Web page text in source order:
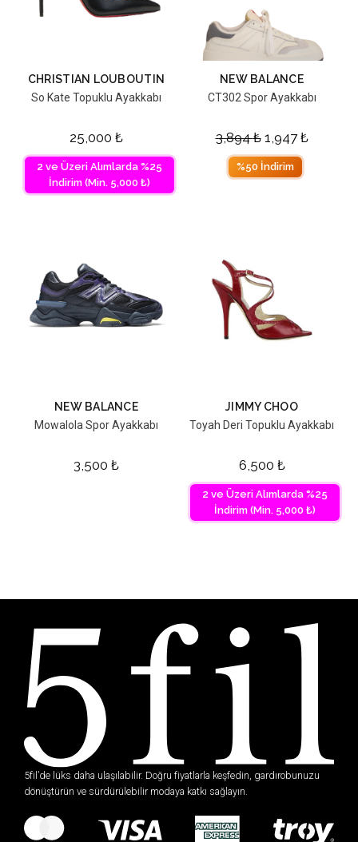
CHRISTIAN LOUBOUTIN
So Kate Topuklu Ayakkabı
25,000 ₺
2 ve Üzeri Alımlarda %25
İndirim (Min. 5,000 ₺)
NEW BALANCE
CT302 Spor Ayakkabı
3,894₺ 1,947₺
%50 İndirim
NEW BALANCE
Mowalola Spor Ayakkabı
3,500 ₺
JIMMY CHOO
Toyah Deri Topuklu Ayakkabı
6,500 ₺
2 ve Üzeri Alımlarda %25
İndirim (Min. 5,000 ₺)
5fil’de lüks daha ulaşılabilir. Doğru fiyatlarla keşfedin, gardırobunuzu
dönüştürün ve sürdürülebilir modaya katkı sağlayın.